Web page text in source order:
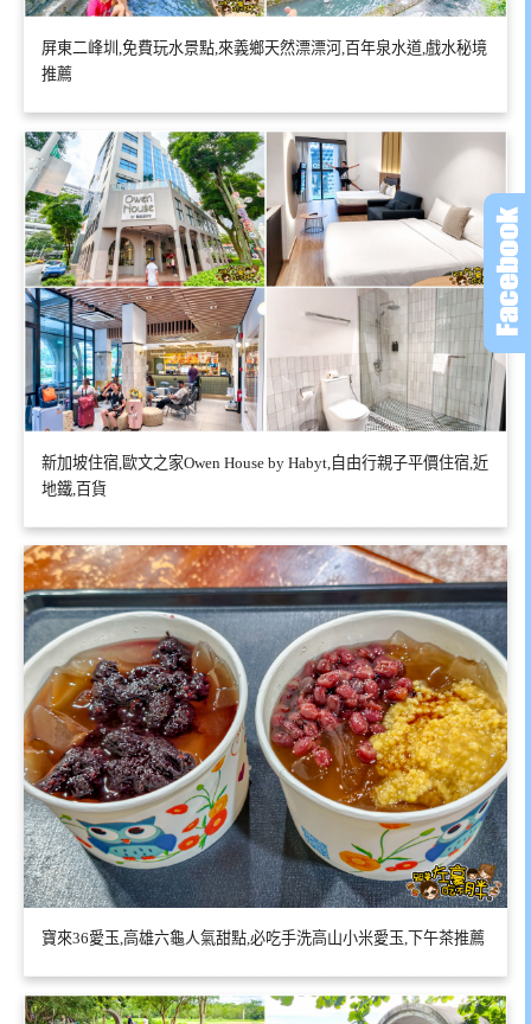
屏東二峰圳,免費玩水景點,來義鄉天然漂漂河,百年泉水道,戲水秘境
推薦
新加坡住宿,歐文之家Owen House by Habyt,自由行親子平價住宿,近
地鐵,百貨
寶來36愛玉,高雄六龜人氣甜點,必吃手洗高山小米愛玉,下午茶推薦